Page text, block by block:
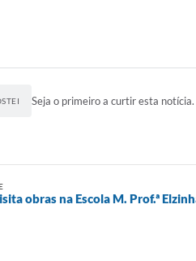
Seja o primeiro a curtir esta notícia.
obras na Escola M. Prof.ª